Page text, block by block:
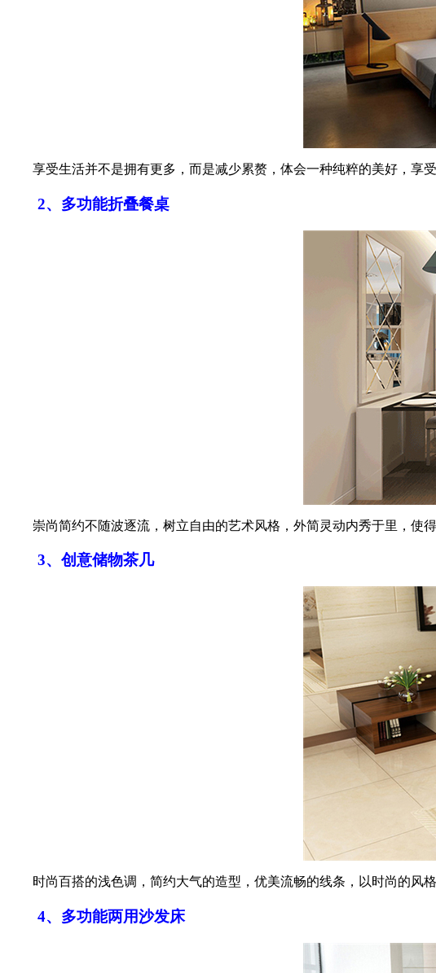
享受生活并不是拥有更多，而是减少累赘，体会一种纯粹的美好，享受
2、多功能折叠餐桌
崇尚简约不随波逐流，树立自由的艺术风格，外简灵动内秀于里，使得
3、创意储物茶几
时尚百搭的浅色调，简约大气的造型，优美流畅的线条，以时尚的风格
4、多功能两用沙发床